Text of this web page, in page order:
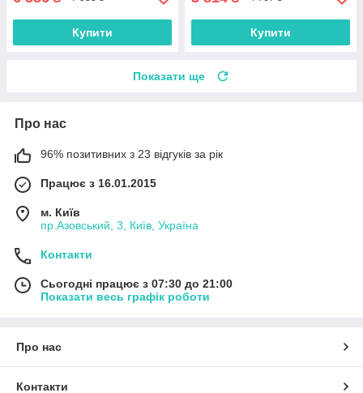
Купити Купити
Показати ще
Про нас
96% позитивних з 23 відгуків за рік
Працює з 16.01.2015
м. Київ
пр.Азовський, 3, Київ, Україна
Контакти
Сьогодні працює з 07:30 до 21:00
Показати весь графік роботи
Про нас
Контакти